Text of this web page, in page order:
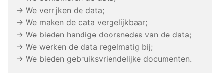
→ We verrijken de data;
→ We maken de data vergelijkbaar;
→ We bieden handige doorsnedes van de data;
→ We werken de data regelmatig bij;
→ We bieden gebruiksvriendelijke documenten.